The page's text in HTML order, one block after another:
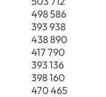
498 586
393 938
438 890
417 790
393 136
398 160
470 465